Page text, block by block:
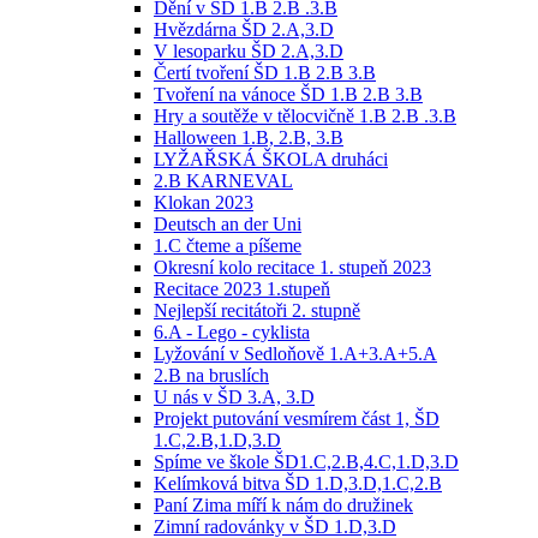
Dění v ŠD 1.B 2.B .3.B
Hvězdárna ŠD 2.A,3.D
V lesoparku ŠD 2.A,3.D
Čertí tvoření ŠD 1.B 2.B 3.B
Tvoření na vánoce ŠD 1.B 2.B 3.B
Hry a soutěže v tělocvičně 1.B 2.B .3.B
Halloween 1.B, 2.B, 3.B
LYŽAŘSKÁ ŠKOLA druháci
2.B KARNEVAL
Klokan 2023
Deutsch an der Uni
1.C čteme a píšeme
Okresní kolo recitace 1. stupeň 2023
Recitace 2023 1.stupeň
Nejlepší recitátoři 2. stupně
6.A - Lego - cyklista
Lyžování v Sedloňově 1.A+3.A+5.A
2.B na bruslích
U nás v ŠD 3.A, 3.D
Projekt putování vesmírem část 1, ŠD
1.C,2.B,1.D,3.D
Spíme ve škole ŠD1.C,2.B,4.C,1.D,3.D
Kelímková bitva ŠD 1.D,3.D,1.C,2.B
Paní Zima míří k nám do družinek
Zimní radovánky v ŠD 1.D,3.D